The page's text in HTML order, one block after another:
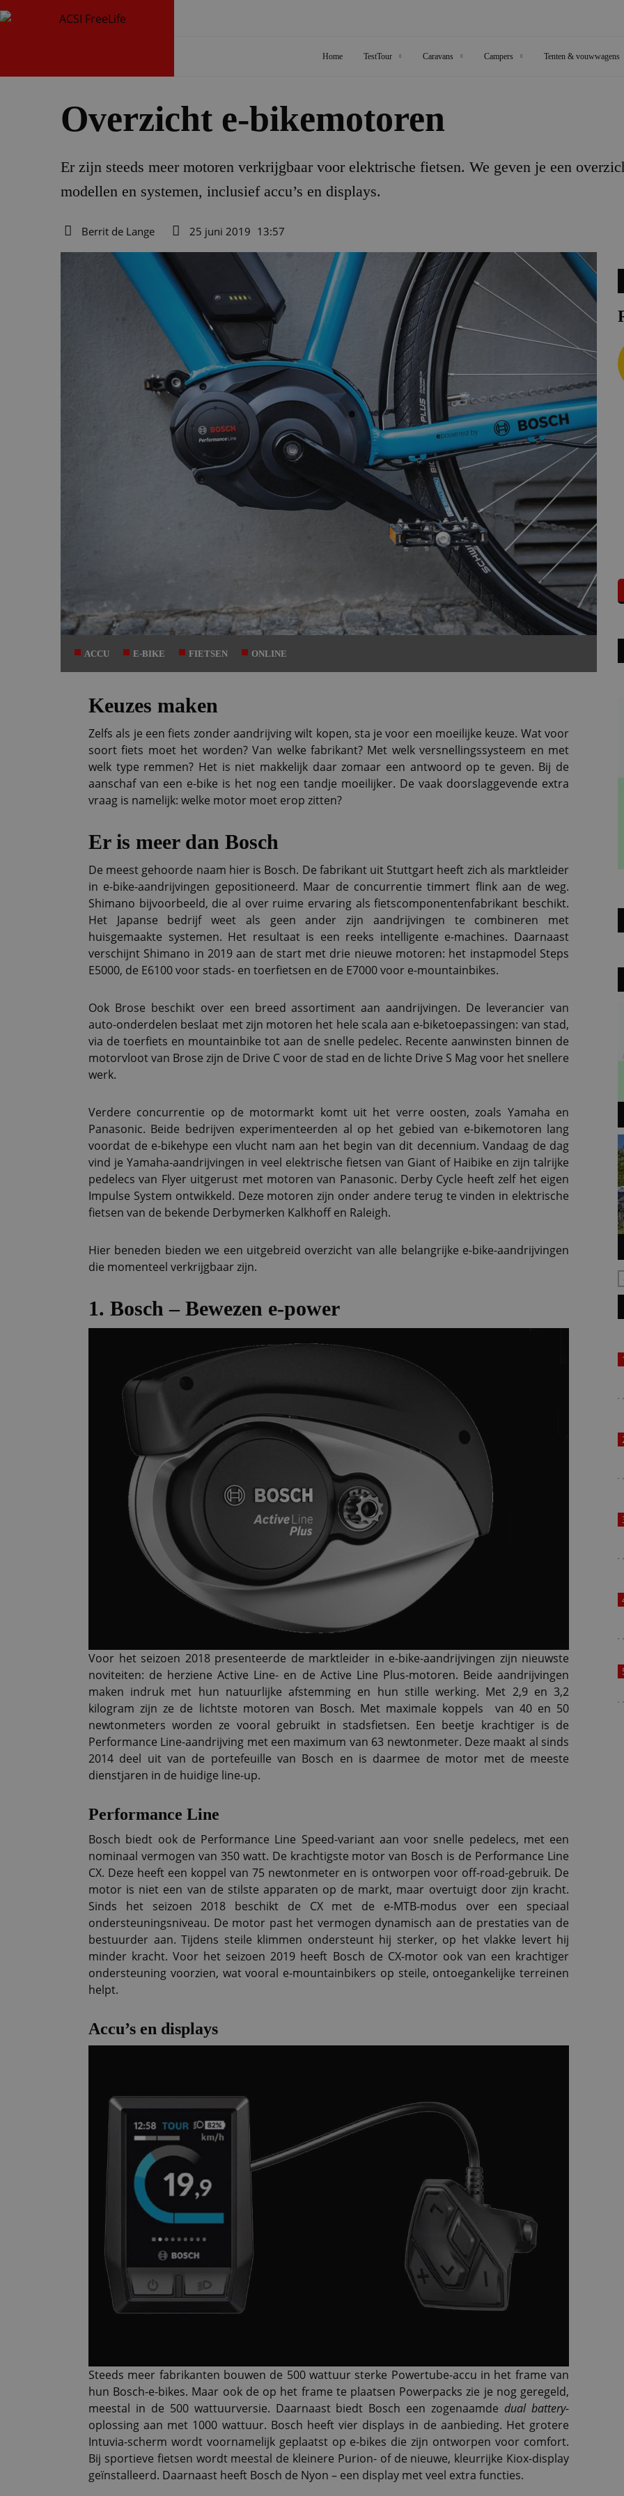
Home TestTour Caravans Campers Tenten & vouwwagens
Overzicht e-bikemotoren
Er zijn steeds meer motoren verkrijgbaar voor elektrische fietsen. We geven je een
modellen en systemen, inclusief accu’s en displays.
Berrit de Lange
25 juni 2019 13:57
ACCU E-BIKE FIETSEN ONLINE
Keuzes maken
Zelfs als je een fiets zonder aandrijving wilt kopen, sta je voor een moeilijke keuze. Wat voor
soort fiets moet het worden? Van welke fabrikant? Met welk versnellingssysteem en met
welk type remmen? Het is niet makkelijk daar zomaar een antwoord op te geven. Bij de
aanschaf van een e-bike is het nog een tandje moeilijker. De vaak doorslaggevende extra
vraag is namelijk: welke motor moet erop zitten?
Er is meer dan Bosch
De meest gehoorde naam hier is Bosch. De fabrikant uit Stuttgart heeft zich als marktleider
in e-bike-aandrijvingen gepositioneerd. Maar de concurrentie timmert flink aan de weg.
Shimano bijvoorbeeld, die al over ruime ervaring als fietscomponentenfabrikant beschikt.
Het Japanse bedrijf weet als geen ander zijn aandrijvingen te combineren met
huisgemaakte systemen. Het resultaat is een reeks intelligente e-machines. Daarnaast
verschijnt Shimano in 2019 aan de start met drie nieuwe motoren: het instapmodel Steps
E5000, de E6100 voor stads- en toerfietsen en de E7000 voor e-mountainbikes.
Ook Brose beschikt over een breed assortiment aan aandrijvingen. De leverancier van
auto-onderdelen beslaat met zijn motoren het hele scala aan e-biketoepassingen: van stad,
via de toerfiets en mountainbike tot aan de snelle pedelec. Recente aanwinsten binnen de
motorvloot van Brose zijn de Drive C voor de stad en de lichte Drive S Mag voor het snellere
werk.
Verdere concurrentie op de motormarkt komt uit het verre oosten, zoals Yamaha en
Panasonic. Beide bedrijven experimenteerden al op het gebied van e-bikemotoren lang
voordat de e-bikehype een vlucht nam aan het begin van dit decennium. Vandaag de dag
vind je Yamaha-aandrijvingen in veel elektrische fietsen van Giant of Haibike en zijn talrijke
pedelecs van Flyer uitgerust met motoren van Panasonic. Derby Cycle heeft zelf het eigen
Impulse System ontwikkeld. Deze motoren zijn onder andere terug te vinden in elektrische
fietsen van de bekende Derbymerken Kalkhoff en Raleigh.
Hier beneden bieden we een uitgebreid overzicht van alle belangrijke e-bike-aandrijvingen
die momenteel verkrijgbaar zijn.
1. Bosch – Bewezen e-power
Voor het seizoen 2018 presenteerde de marktleider in e-bike-aandrijvingen zijn nieuwste
noviteiten: de herziene Active Line- en de Active Line Plus-motoren. Beide aandrijvingen
maken indruk met hun natuurlijke afstemming en hun stille werking. Met 2,9 en 3,2
kilogram zijn ze de lichtste motoren van Bosch. Met maximale koppels van 40 en 50
newtonmeters worden ze vooral gebruikt in stadsfietsen. Een beetje krachtiger is de
Performance Line-aandrijving met een maximum van 63 newtonmeter. Deze maakt al sinds
2014 deel uit van de portefeuille van Bosch en is daarmee de motor met de meeste
dienstjaren in de huidige line-up.
Performance Line
Bosch biedt ook de Performance Line Speed-variant aan voor snelle pedelecs, met een
nominaal vermogen van 350 watt. De krachtigste motor van Bosch is de Performance Line
CX. Deze heeft een koppel van 75 newtonmeter en is ontworpen voor off-road-gebruik. De
motor is niet een van de stilste apparaten op de markt, maar overtuigt door zijn kracht.
Sinds het seizoen 2018 beschikt de CX met de e-MTB-modus over een speciaal
ondersteuningsniveau. De motor past het vermogen dynamisch aan de prestaties van de
bestuurder aan. Tijdens steile klimmen ondersteunt hij sterker, op het vlakke levert hij
minder kracht. Voor het seizoen 2019 heeft Bosch de CX-motor ook van een krachtiger
ondersteuning voorzien, wat vooral e-mountainbikers op steile, ontoegankelijke terreinen
helpt.
Accu’s en displays
Steeds meer fabrikanten bouwen de 500 wattuur sterke Powertube-accu in het frame van
hun Bosch-e-bikes. Maar ook de op het frame te plaatsen Powerpacks zie je nog geregeld,
meestal in de 500 wattuurversie. Daarnaast biedt Bosch een zogenaamdedual battery-
oplossing aan met 1000 wattuur. Bosch heeft vier displays in de aanbieding. Het grotere
Intuvia-scherm wordt voornamelijk geplaatst op e-bikes die zijn ontworpen voor comfort.
Bij sportieve fietsen wordt meestal de kleinere Purion- of de nieuwe, kleurrijke Kiox-display
geïnstalleerd. Daarnaast heeft Bosch de Nyon – een display met veel extra functies.